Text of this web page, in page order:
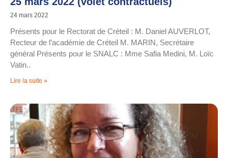
24 mars 2022
Présents pour le Rectorat de Créteil : M. Daniel AUVERLOT,
Recteur de l’académie de Créteil M. MARIN, Secrétaire
général Présents pour le SNALC : Mme Safia Medini, M. Loïc
Vatin..
Lire la suite »